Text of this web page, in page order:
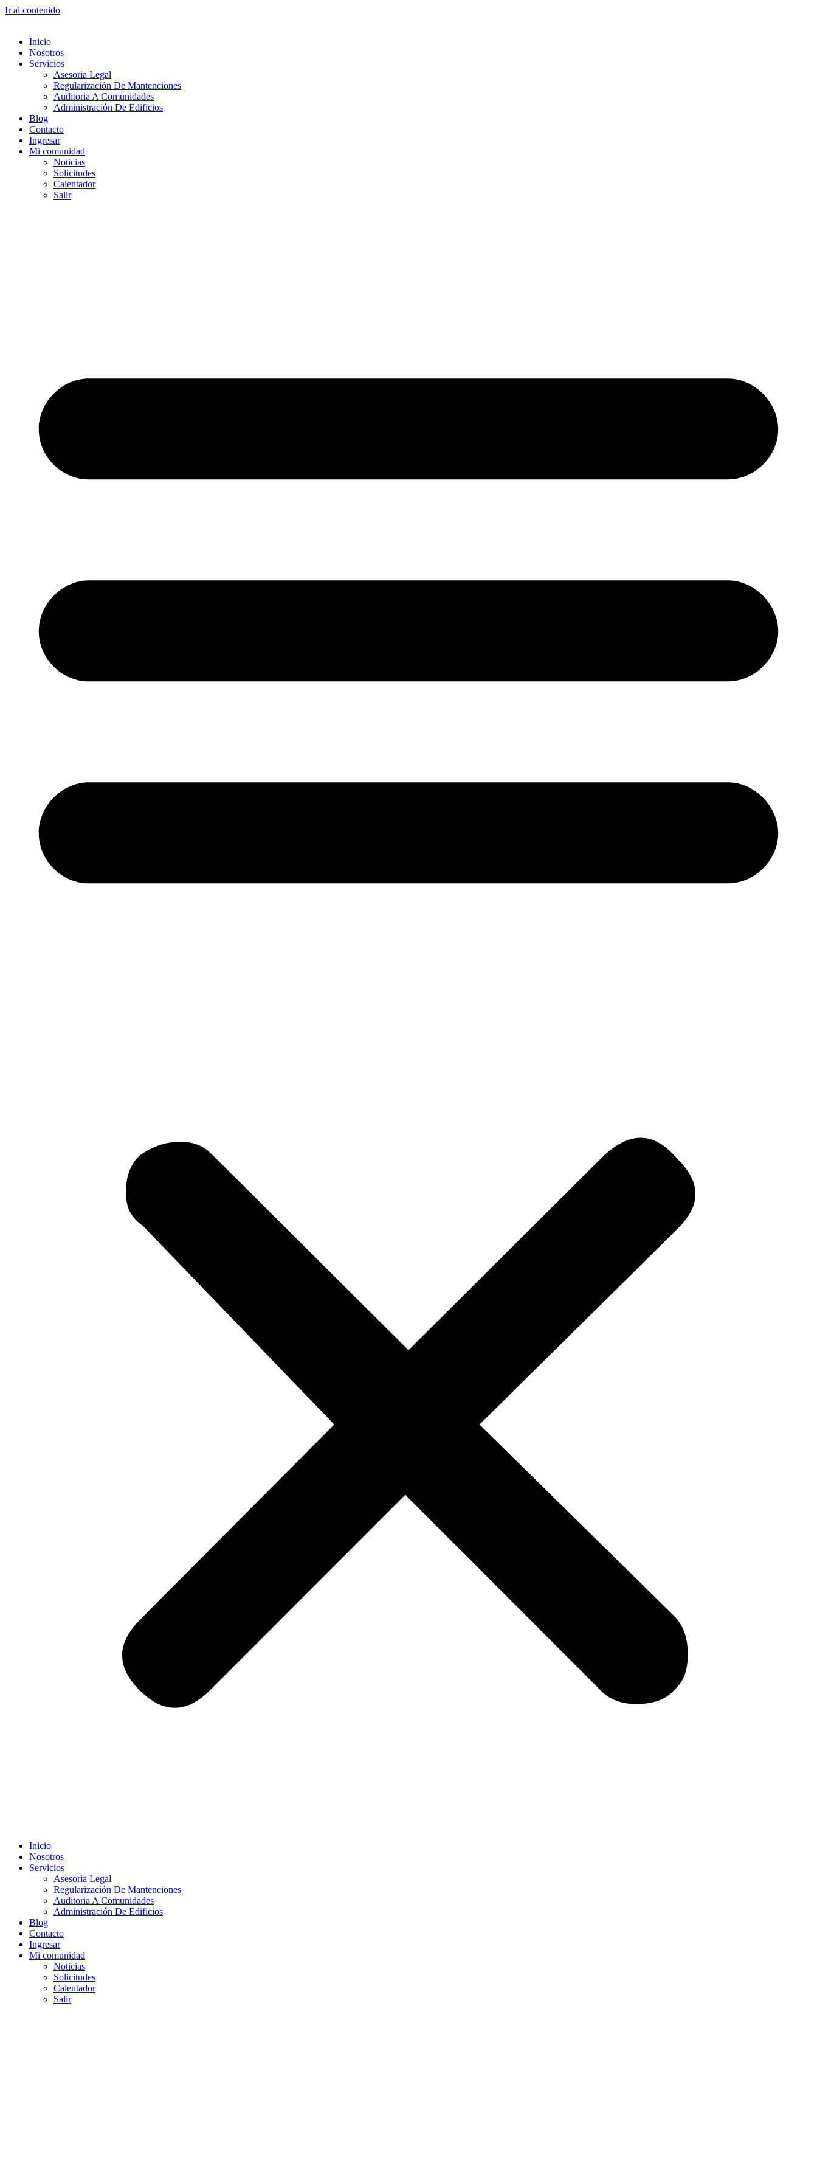
Ir al contenido
Inicio
Nosotros
Servicios
Asesoria Legal
Regularización De Mantenciones
Auditoria A Comunidades
Administración De Edificios
Blog
Contacto
Ingresar
Mi comunidad
Noticias
Solicitudes
Calentador
Salir
Inicio
Nosotros
Servicios
Asesoria Legal
Regularización De Mantenciones
Auditoria A Comunidades
Administración De Edificios
Blog
Contacto
Ingresar
Mi comunidad
Noticias
Solicitudes
Calentador
Salir